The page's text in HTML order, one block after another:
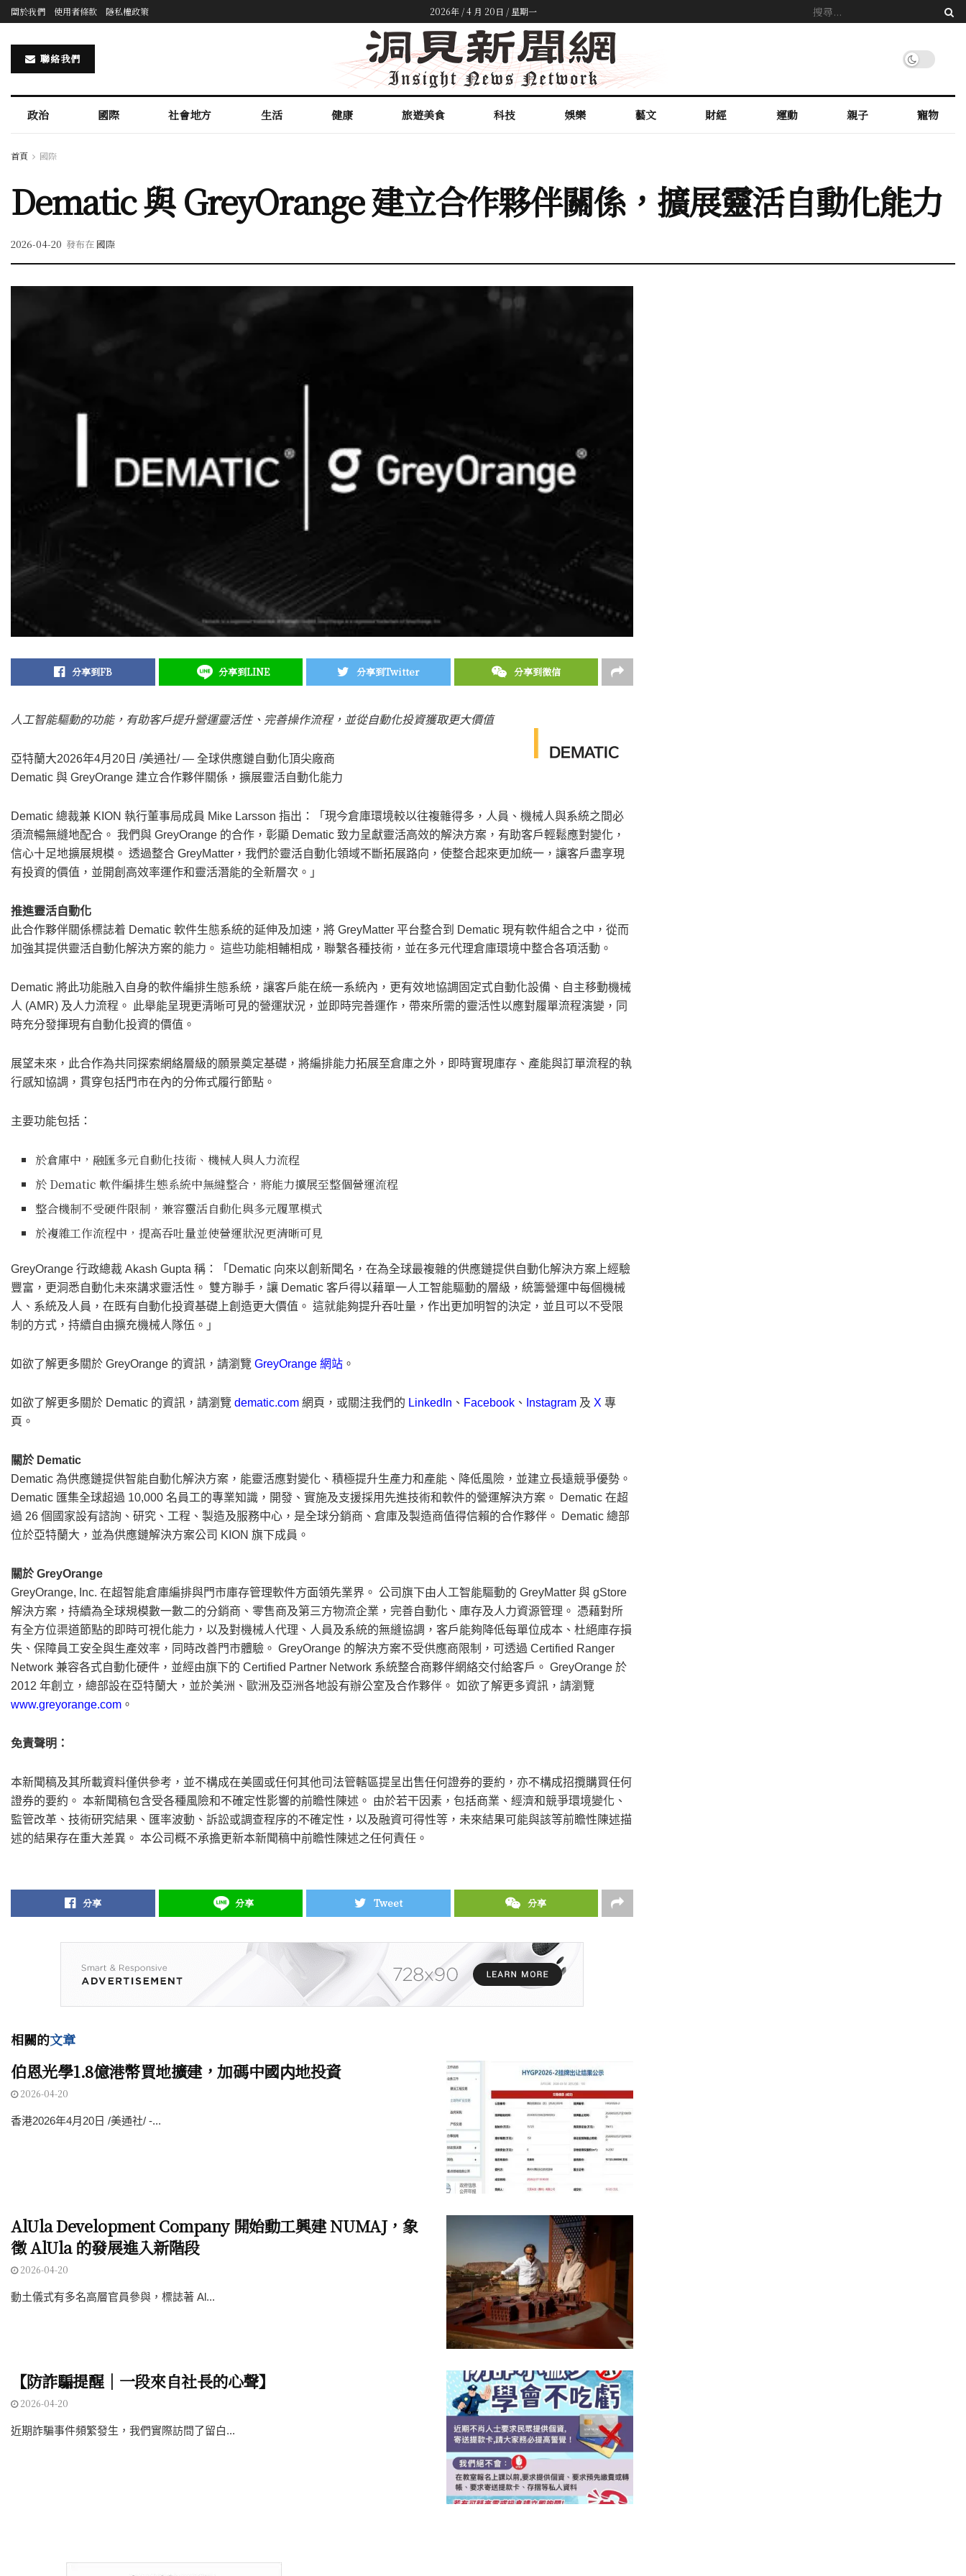
關於我們 使用者條款 隱私權政策 2026年 / 4 月 20日 / 星期一
聯絡我們
政治 國際 社會地方 生活 健康 旅遊美食 科技 娛樂 藝文 財經 運動 親子 寵物
首頁 國際
Dematic 與 GreyOrange 建立合作夥伴關係，擴展靈活自動化能力
2026-04-20 發布在 國際
分享到FB 分享到LINE 分享到Twitter 分享到微信
人工智能驅動的功能，有助客戶提升營運靈活性、完善操作流程，並從自動化投資獲取更大價值
亞特蘭大2026年4月20日 /美通社/ — 全球供應鏈自動化頂尖廠商
Dematic 與 GreyOrange 建立合作夥伴關係，擴展靈活自動化能力
Dematic 總裁兼 KION 執行董事局成員 Mike Larsson 指出：「現今倉庫環境較以往複雜得多，人員、機械人與系統之間必
須流暢無縫地配合。 我們與 GreyOrange 的合作，彰顯 Dematic 致力呈獻靈活高效的解決方案，有助客戶輕鬆應對變化，
信心十足地擴展規模。 透過整合 GreyMatter，我們於靈活自動化領域不斷拓展路向，使整合起來更加統一，讓客戶盡享現
有投資的價值，並開創高效率運作和靈活潛能的全新層次。」
推進靈活自動化
此合作夥伴關係標誌着 Dematic 軟件生態系統的延伸及加速，將 GreyMatter 平台整合到 Dematic 現有軟件組合之中，從而
加強其提供靈活自動化解決方案的能力。 這些功能相輔相成，聯繫各種技術，並在多元代理倉庫環境中整合各項活動。
Dematic 將此功能融入自身的軟件編排生態系統，讓客戶能在統一系統內，更有效地協調固定式自動化設備、自主移動機械
人 (AMR) 及人力流程。 此舉能呈現更清晰可見的營運狀況，並即時完善運作，帶來所需的靈活性以應對履單流程演變，同
時充分發揮現有自動化投資的價值。
展望未來，此合作為共同探索網絡層級的願景奠定基礎，將編排能力拓展至倉庫之外，即時實現庫存、產能與訂單流程的執
行感知協調，貫穿包括門市在內的分佈式履行節點。
主要功能包括：
於倉庫中，融匯多元自動化技術、機械人與人力流程
於 Dematic 軟件編排生態系統中無縫整合，將能力擴展至整個營運流程
整合機制不受硬件限制，兼容靈活自動化與多元履單模式
於複雜工作流程中，提高吞吐量並使營運狀況更清晰可見
GreyOrange 行政總裁 Akash Gupta 稱：「Dematic 向來以創新聞名，在為全球最複雜的供應鏈提供自動化解決方案上經驗
豐富，更洞悉自動化未來講求靈活性。 雙方聯手，讓 Dematic 客戶得以藉單一人工智能驅動的層級，統籌營運中每個機械
人、系統及人員，在既有自動化投資基礎上創造更大價值。 這就能夠提升吞吐量，作出更加明智的決定，並且可以不受限
制的方式，持續自由擴充機械人隊伍。」
如欲了解更多關於 GreyOrange 的資訊，請瀏覽 GreyOrange 網站 。
如欲了解更多關於 Dematic 的資訊，請瀏覽 dematic.com 網頁，或關注我們的 LinkedIn 、 Facebook 、 Instagram 及 X 專
頁。
關於 Dematic
Dematic 為供應鏈提供智能自動化解決方案，能靈活應對變化、積極提升生產力和產能、降低風險，並建立長遠競爭優勢。
Dematic 匯集全球超過 10,000 名員工的專業知識，開發、實施及支援採用先進技術和軟件的營運解決方案。 Dematic 在超
過 26 個國家設有諮詢、研究、工程、製造及服務中心，是全球分銷商、倉庫及製造商值得信賴的合作夥伴。 Dematic 總部
位於亞特蘭大，並為供應鏈解決方案公司 KION 旗下成員。
關於 GreyOrange
GreyOrange, Inc. 在超智能倉庫編排與門市庫存管理軟件方面領先業界。 公司旗下由人工智能驅動的 GreyMatter 與 gStore
解決方案，持續為全球規模數一數二的分銷商、零售商及第三方物流企業，完善自動化、庫存及人力資源管理。 憑藉對所
有全方位渠道節點的即時可視化能力，以及對機械人代理、人員及系統的無縫協調，客戶能夠降低每單位成本、杜絕庫存損
失、保障員工安全與生產效率，同時改善門市體驗。 GreyOrange 的解決方案不受供應商限制，可透過 Certified Ranger
Network 兼容各式自動化硬件，並經由旗下的 Certified Partner Network 系統整合商夥伴網絡交付給客戶。 GreyOrange 於
2012 年創立，總部設在亞特蘭大，並於美洲、歐洲及亞洲各地設有辦公室及合作夥伴。 如欲了解更多資訊，請瀏覽
www.greyorange.com 。
免責聲明：
本新聞稿及其所載資料僅供參考，並不構成在美國或任何其他司法管轄區提呈出售任何證券的要約，亦不構成招攬購買任何
證券的要約。 本新聞稿包含受各種風險和不確定性影響的前瞻性陳述。 由於若干因素，包括商業、經濟和競爭環境變化、
監管改革、技術研究結果、匯率波動、訴訟或調查程序的不確定性，以及融資可得性等，未來結果可能與該等前瞻性陳述描
述的結果存在重大差異。 本公司概不承擔更新本新聞稿中前瞻性陳述之任何責任。
分享 分享 Tweet 分享
相關的文章
伯恩光學1.8億港幣買地擴建，加碼中國内地投資
2026-04-20
香港2026年4月20日 /美通社/ -...
AlUla Development Company 開始動工興建 NUMAJ，象
徵 AlUla 的發展進入新階段
2026-04-20
動土儀式有多名高層官員參與，標誌著 Al...
【防詐騙提醒｜一段來自社長的心聲】
2026-04-20
近期詐騙事件頻繁發生，我們實際訪問了留白...